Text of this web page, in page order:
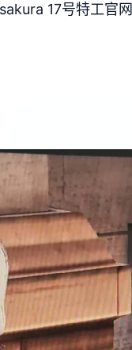
17号特工官网